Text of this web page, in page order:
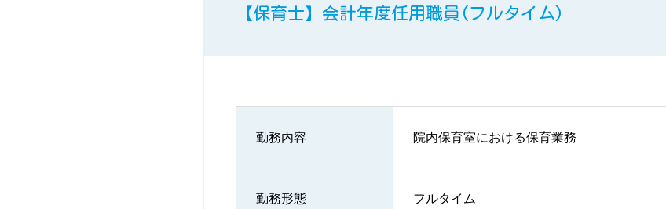
【保育士】会計年度任用職員(フルタイム)
勤務内容 院内保育室における保育業務
勤務形態 フルタイム